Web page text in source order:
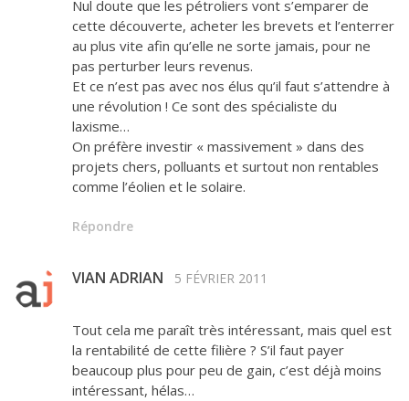
Nul doute que les pétroliers vont s’emparer de
cette découverte, acheter les brevets et l’enterrer
au plus vite afin qu’elle ne sorte jamais, pour ne
pas perturber leurs revenus.
Et ce n’est pas avec nos élus qu’il faut s’attendre à
une révolution ! Ce sont des spécialiste du
laxisme…
On préfère investir « massivement » dans des
projets chers, polluants et surtout non rentables
comme l’éolien et le solaire.
Répondre
VIAN ADRIAN 5 FÉVRIER 2011
Tout cela me paraît très intéressant, mais quel est
la rentabilité de cette filière ? S’il faut payer
beaucoup plus pour peu de gain, c’est déjà moins
intéressant, hélas…